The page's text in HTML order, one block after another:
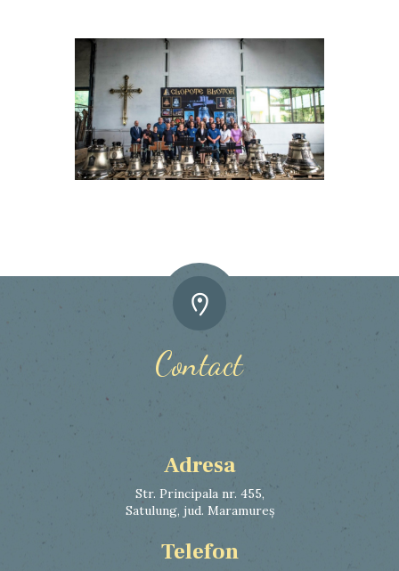
Contact
Adresa
Str. Principala nr. 455,
Satulung, jud. Maramureș
Telefon